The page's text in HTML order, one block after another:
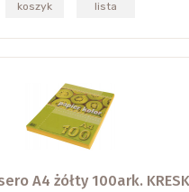
koszyk lista
A4 żółty 100ark.